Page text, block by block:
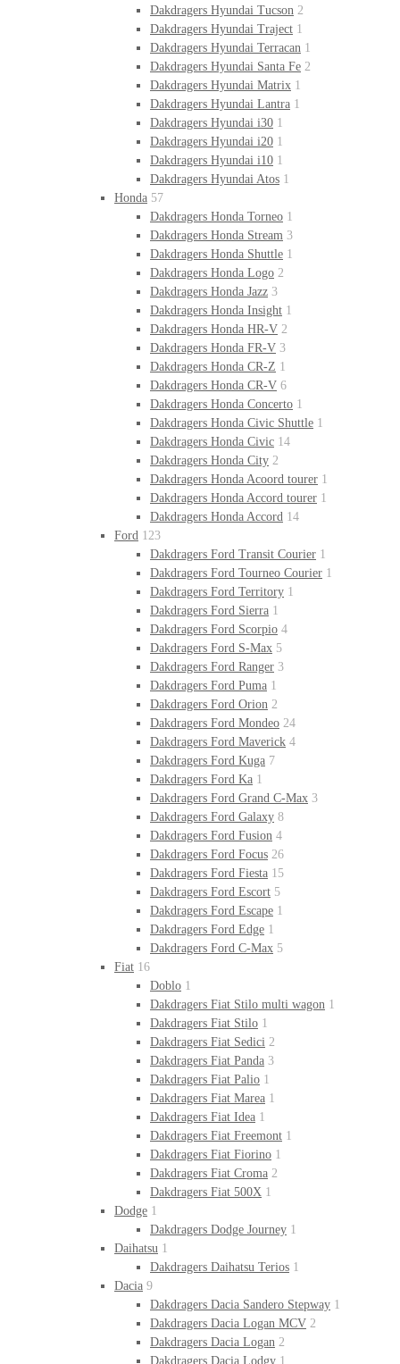
Dakdragers Hyundai Tucson 2
Dakdragers Hyundai Traject 1
Dakdragers Hyundai Terracan 1
Dakdragers Hyundai Santa Fe 2
Dakdragers Hyundai Matrix 1
Dakdragers Hyundai Lantra 1
Dakdragers Hyundai i30 1
Dakdragers Hyundai i20 1
Dakdragers Hyundai i10 1
Dakdragers Hyundai Atos 1
Honda 57
Dakdragers Honda Torneo 1
Dakdragers Honda Stream 3
Dakdragers Honda Shuttle 1
Dakdragers Honda Logo 2
Dakdragers Honda Jazz 3
Dakdragers Honda Insight 1
Dakdragers Honda HR-V 2
Dakdragers Honda FR-V 3
Dakdragers Honda CR-Z 1
Dakdragers Honda CR-V 6
Dakdragers Honda Concerto 1
Dakdragers Honda Civic Shuttle 1
Dakdragers Honda Civic 14
Dakdragers Honda City 2
Dakdragers Honda Acoord tourer 1
Dakdragers Honda Accord tourer 1
Dakdragers Honda Accord 14
Ford 123
Dakdragers Ford Transit Courier 1
Dakdragers Ford Tourneo Courier 1
Dakdragers Ford Territory 1
Dakdragers Ford Sierra 1
Dakdragers Ford Scorpio 4
Dakdragers Ford S-Max 5
Dakdragers Ford Ranger 3
Dakdragers Ford Puma 1
Dakdragers Ford Orion 2
Dakdragers Ford Mondeo 24
Dakdragers Ford Maverick 4
Dakdragers Ford Kuga 7
Dakdragers Ford Ka 1
Dakdragers Ford Grand C-Max 3
Dakdragers Ford Galaxy 8
Dakdragers Ford Fusion 4
Dakdragers Ford Focus 26
Dakdragers Ford Fiesta 15
Dakdragers Ford Escort 5
Dakdragers Ford Escape 1
Dakdragers Ford Edge 1
Dakdragers Ford C-Max 5
Fiat 16
Doblo 1
Dakdragers Fiat Stilo multi wagon 1
Dakdragers Fiat Stilo 1
Dakdragers Fiat Sedici 2
Dakdragers Fiat Panda 3
Dakdragers Fiat Palio 1
Dakdragers Fiat Marea 1
Dakdragers Fiat Idea 1
Dakdragers Fiat Freemont 1
Dakdragers Fiat Fiorino 1
Dakdragers Fiat Croma 2
Dakdragers Fiat 500X 1
Dodge 1
Dakdragers Dodge Journey 1
Daihatsu 1
Dakdragers Daihatsu Terios 1
Dacia 9
Dakdragers Dacia Sandero Stepway 1
Dakdragers Dacia Logan MCV 2
Dakdragers Dacia Logan 2
Dakdragers Dacia Lodgy 1